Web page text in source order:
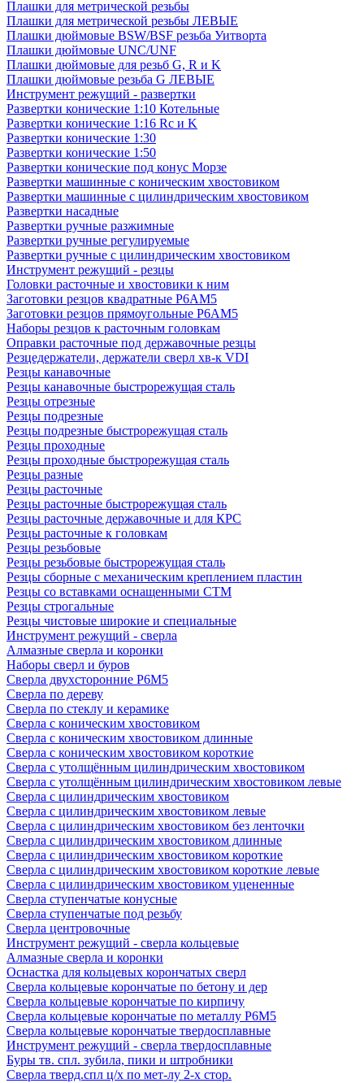
Плашки для метрической резьбы
Плашки для метрической резьбы ЛЕВЫЕ
Плашки дюймовые BSW/BSF резьба Уитворта
Плашки дюймовые UNC/UNF
Плашки дюймовые для резьб G, R и K
Плашки дюймовые резьба G ЛЕВЫЕ
Инструмент режущий - развертки
Развертки конические 1:10 Котельные
Развертки конические 1:16 Rc и K
Развертки конические 1:30
Развертки конические 1:50
Развертки конические под конус Морзе
Развертки машинные с коническим хвостовиком
Развертки машинные с цилиндрическим хвостовиком
Развертки насадные
Развертки ручные разжимные
Развертки ручные регулируемые
Развертки ручные с цилиндрическим хвостовиком
Инструмент режущий - резцы
Головки расточные и хвостовики к ним
Заготовки резцов квадратные Р6АМ5
Заготовки резцов прямоугольные Р6АМ5
Наборы резцов к расточным головкам
Оправки расточные под державочные резцы
Резцедержатели, держатели сверл хв-к VDI
Резцы канавочные
Резцы канавочные быстрорежущая сталь
Резцы отрезные
Резцы подрезные
Резцы подрезные быстрорежущая сталь
Резцы проходные
Резцы проходные быстрорежущая сталь
Резцы разные
Резцы расточные
Резцы расточные быстрорежущая сталь
Резцы расточные державочные и для КРС
Резцы расточные к головкам
Резцы резьбовые
Резцы резьбовые быстрорежущая сталь
Резцы сборные с механическим креплением пластин
Резцы со вставками оснащенными СТМ
Резцы строгальные
Резцы чистовые широкие и специальные
Инструмент режущий - сверла
Алмазные сверла и коронки
Наборы сверл и буров
Сверла двухсторонние Р6М5
Сверла по дереву
Сверла по стеклу и керамике
Сверла с коническим хвостовиком
Сверла с коническим хвостовиком длинные
Сверла с коническим хвостовиком короткие
Сверла с утолщённым цилиндрическим хвостовиком
Сверла с утолщённым цилиндрическим хвостовиком левые
Сверла с цилиндрическим хвостовиком
Сверла с цилиндрическим хвостовиком левые
Сверла с цилиндрическим хвостовиком без ленточки
Сверла с цилиндрическим хвостовиком длинные
Сверла с цилиндрическим хвостовиком короткие
Сверла с цилиндрическим хвостовиком короткие левые
Сверла с цилиндрическим хвостовиком уцененные
Сверла ступенчатые конусные
Сверла ступенчатые под резьбу
Сверла центровочные
Инструмент режущий - сверла кольцевые
Алмазные сверла и коронки
Оснастка для кольцевых корончатых сверл
Сверла кольцевые корончатые по бетону и дер
Сверла кольцевые корончатые по кирпичу
Сверла кольцевые корончатые по металлу Р6М5
Сверла кольцевые корончатые твердосплавные
Инструмент режущий - сверла твердосплавные
Буры тв. спл. зубила, пики и штробники
Сверла тверд.спл ц/х по мет-лу 2-х стор.